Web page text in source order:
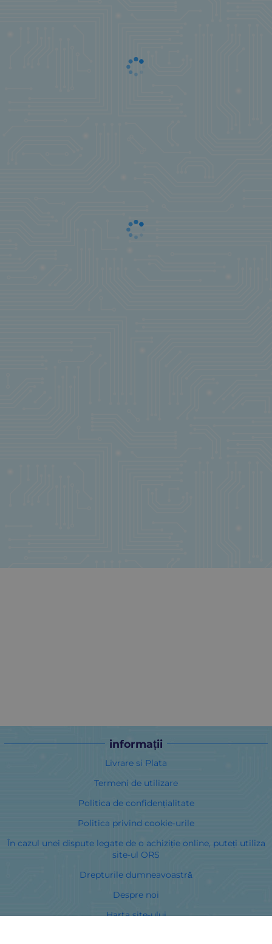
informații
Livrare si Plata
Termeni de utilizare
Politica de confidențialitate
Politica privind cookie-urile
În cazul unei dispute legate de o achiziție online, puteți utiliza
site-ul ORS
Drepturile dumneavoastră
Despre noi
Harta site-ului